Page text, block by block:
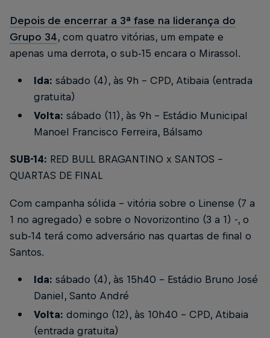
Depois de encerrar a 3ª fase na liderança do
Grupo 34, com quatro vitórias, um empate e
apenas uma derrota, o sub-15 encara o Mirassol.
Ida: sábado (4), às 9h - CPD, Atibaia (entrada
gratuita)
Volta: sábado (11), às 9h - Estádio Municipal
Manoel Francisco Ferreira, Bálsamo
SUB-14: RED BULL BRAGANTINO x SANTOS -
QUARTAS DE FINAL
Com campanha sólida - vitória sobre o Linense (7 a
1 no agregado) e sobre o Novorizontino (3 a 1) -, o
sub-14 terá como adversário nas quartas de final o
Santos.
Ida: sábado (4), às 15h40 - Estádio Bruno José
Daniel, Santo André
Volta: domingo (12), às 10h40 - CPD, Atibaia
(entrada gratuita)